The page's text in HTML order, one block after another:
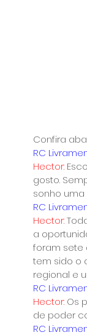
Confira
RC
Hector:
gosto.
sonho uma
RC
Hector:
a
foram sete
tem sido o
regional e
RC
Hector: Os
de poder
RC